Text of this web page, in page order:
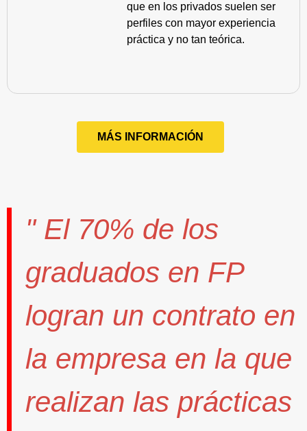
que en los privados suelen ser
perfiles con mayor experiencia
práctica y no tan teórica.
MÁS INFORMACIÓN
" El 70% de los
graduados en FP
logran un contrato en
la empresa en la que
realizan las prácticas